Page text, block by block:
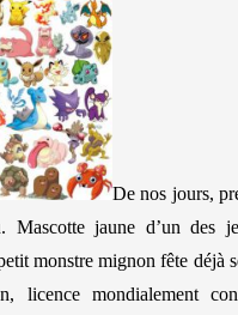
De nos jours,
Mascotte jaune d’un des
monstre mignon fête déjà
licence mondialement